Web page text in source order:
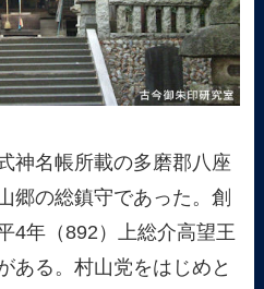
神名帳所載の多磨郡八座
郷の総鎮守であった。創
4年（892）上総介高望王
ある。村山党をはじめと